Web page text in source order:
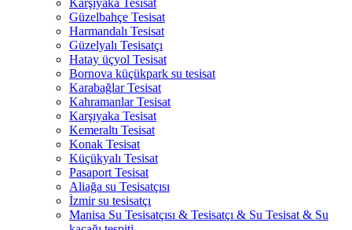
Karşıyaka Tesisat
Güzelbahçe Tesisat
Harmandalı Tesisat
Güzelyalı Tesisatçı
Hatay üçyol Tesisat
Bornova küçükpark su tesisat
Karabağlar Tesisat
Kahramanlar Tesisat
Karşıyaka Tesisat
Kemeraltı Tesisat
Konak Tesisat
Küçükyalı Tesisat
Pasaport Tesisat
Aliağa su Tesisatçısı
İzmir su tesisatçı
Manisa Su Tesisatçısı & Tesisatçı & Su Tesisat & Su